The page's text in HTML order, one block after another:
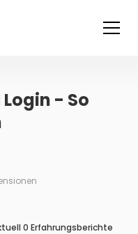
- So
0 Erfahrungsberichte